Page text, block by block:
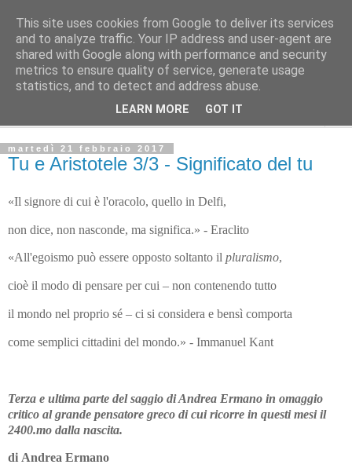
L'Avvenire dei lavoratori
Cultura
martedì 21 febbraio 2017
Tu e Aristotele 3/3 - Significato del tu
«Il signore di cui è l'oracolo, quello in Delfi,
non dice, non nasconde, ma significa.» - Eraclito
«All'egoismo può essere opposto soltanto il pluralismo,
cioè il modo di pensare per cui – non contenendo tutto
il mondo nel proprio sé – ci si considera e bensì comporta
come semplici cittadini del mondo.» - Immanuel Kant
Terza e ultima parte del saggio di Andrea Ermano in omaggio
critico al grande pensatore greco di cui ricorre in que­sti mesi il
2400.mo dalla nascita.
di Andrea Ermano
This site uses cookies from Google to deliver its services
and to analyze traffic. Your IP address and user-agent are
shared with Google along with performance and security
metrics to ensure quality of service, generate usage
statistics, and to detect and address abuse.
LEARN MORE GOT IT